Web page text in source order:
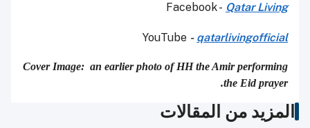
Facebook - Qatar Living
YouTube - qatarlivingofficial
Cover Image: an earlier photo of HH the Amir performing
the Eid prayer.
المزيد من المقالات